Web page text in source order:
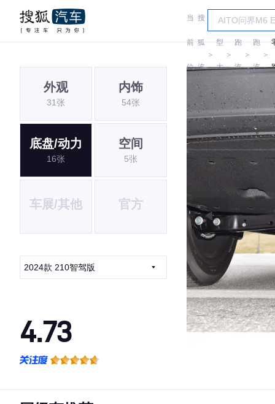
当
前
位
置:
搜
狐
汽
车
＞
车
型
大
＞
零
跑
汽
＞
零
跑
汽
车
＞
外观
31张
内饰
54张
底盘/动力
16张
空间
5张
车展/其他 官方
2024款 210智驾版
4.73